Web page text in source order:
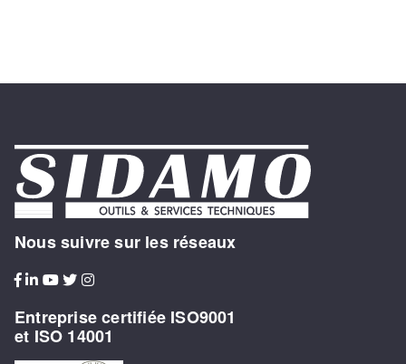
Nous suivre sur les réseaux
Entreprise certifiée ISO9001
et ISO 14001